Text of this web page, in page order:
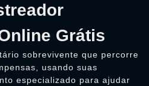
Grátis
sobrevivente que percorre
usando suas
especializado para ajudar